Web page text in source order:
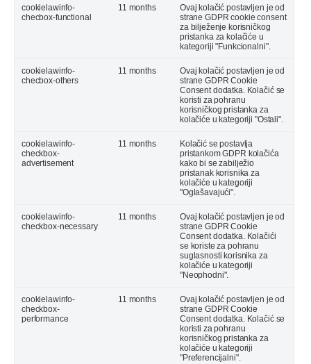
cookielawinfo-
checbox-functional
11 months
Ovaj kolačić postavljen je od
strane GDPR cookie consent
za bilježenje korisničkog
pristanka za kolačiće u
kategoriji "Funkcionalni".
cookielawinfo-
checbox-others
11 months
Ovaj kolačić postavljen je od
strane GDPR Cookie
Consent dodatka. Kolačić se
koristi za pohranu
korisničkog pristanka za
kolačiće u kategoriji "Ostali".
cookielawinfo-
checkbox-
advertisement
11 months
Kolačić se postavlja
pristankom GDPR kolačića
kako bi se zabilježio
pristanak korisnika za
kolačiće u kategoriji
"Oglašavajući".
cookielawinfo-
checkbox-necessary
11 months
Ovaj kolačić postavljen je od
strane GDPR Cookie
Consent dodatka. Kolačići
se koriste za pohranu
suglasnosti korisnika za
kolačiće u kategoriji
"Neophodni".
cookielawinfo-
checkbox-
performance
11 months
Ovaj kolačić postavljen je od
strane GDPR Cookie
Consent dodatka. Kolačić se
koristi za pohranu
korisničkog pristanka za
kolačiće u kategoriji
"Preferencijalni".